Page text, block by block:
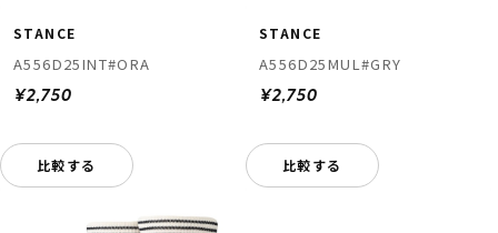
STANCE
A556D25INT#ORA
¥2,750
比較する
STANCE
A556D25MUL#GRY
¥2,750
比較する